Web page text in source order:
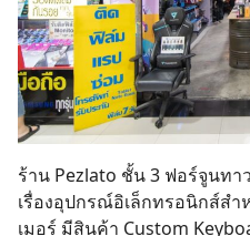
ร้าน Pezlato ชั้น 3 ฟอร์จูนทา
เรื่องอุปกรณ์อิเล็กทรอนิกส์สำ
เมอร์ มีสินค้า Custom